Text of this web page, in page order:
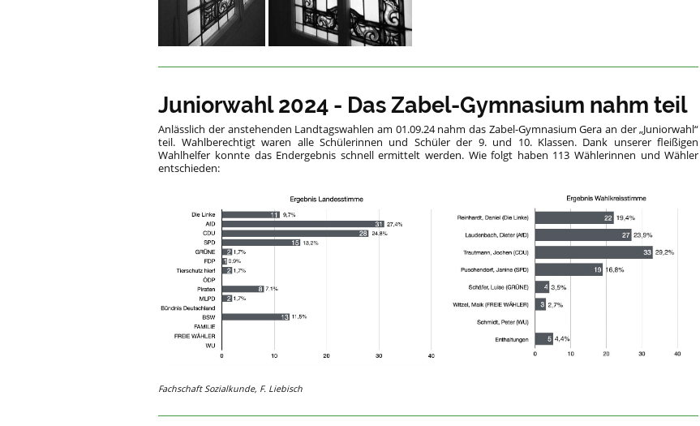
Juniorwahl 2024 - Das Zabel-Gymnasium nahm teil
Anlässlich der anstehenden Landtagswahlen am 01.09.24 nahm das Zabel-Gymnasium Gera an der „Juniorwahl“
teil. Wahlberechtigt waren alle Schülerinnen und Schüler der 9. und 10. Klassen. Dank unserer fleißigen
Wahlhelfer konnte das Endergebnis schnell ermittelt werden. Wie folgt haben 113 Wählerinnen und Wähler
entschieden:
Fachschaft Sozialkunde, F. Liebisch